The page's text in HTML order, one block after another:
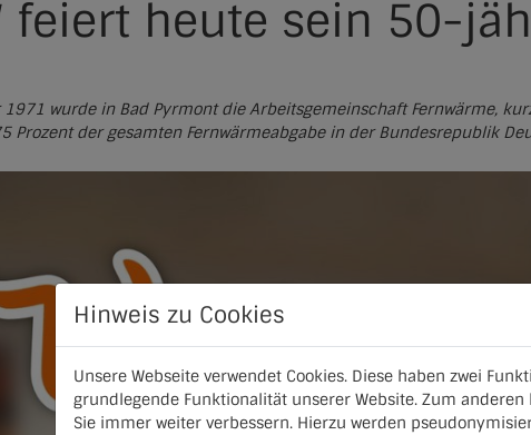
feiert heute sein 50-
wurde in Bad Pyrmont die Arbeitsgemeinschaft Fernwärme,
Prozent der gesamten Fernwärmeabgabe in der Bundesrepublik
Hinweis zu Cookies
Unsere Webseite verwendet Cookies. Diese haben zwei
grundlegende Funktionalität unserer Website. Zum
Sie immer weiter verbessern. Hierzu werden